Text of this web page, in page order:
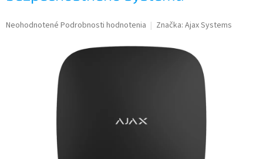
Priemerné
Neohodnotené Podrobnosti hodnotenia Značka: Ajax Systems